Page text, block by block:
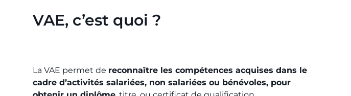
VAE, c’est quoi ?
La VAE permet de reconnaître les compétences acquises dans le
cadre d’activités salariées, non salariées ou bénévoles, pour